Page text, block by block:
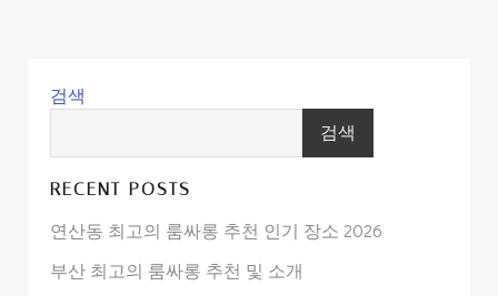
검색
검색
RECENT POSTS
연산동 최고의 룸싸롱 추천 인기 장소 2026
부산 최고의 룸싸롱 추천 및 소개